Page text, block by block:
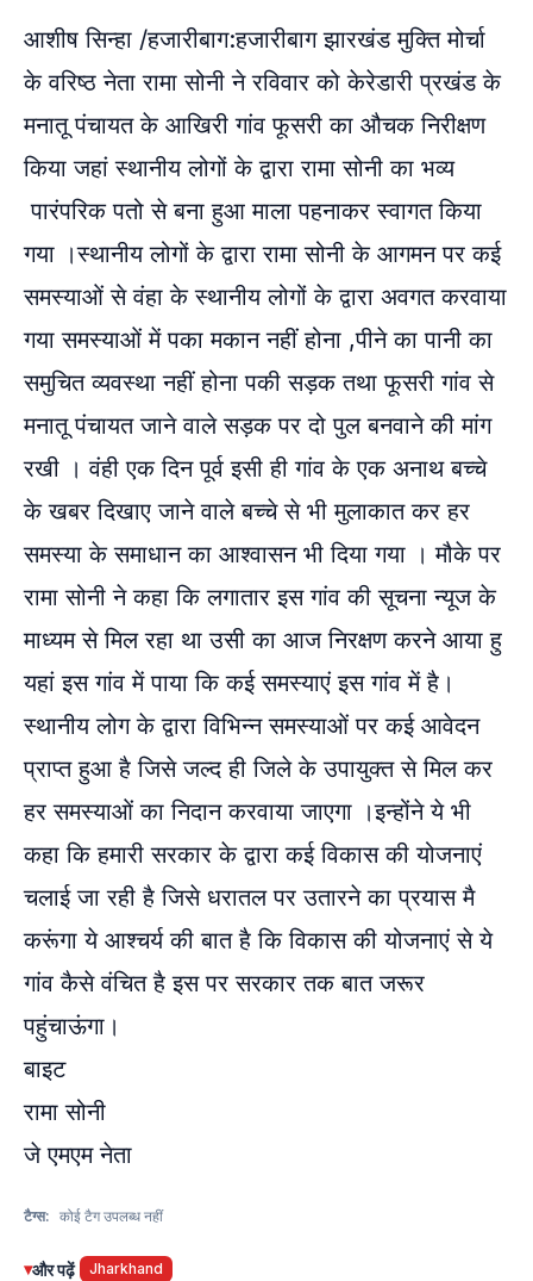
आशीष सिन्हा /हजारीबाग:हजारीबाग झारखंड मुक्ति मोर्चा
के वरिष्ठ नेता रामा सोनी ने रविवार को केरेडारी प्रखंड के
मनातू पंचायत के आखिरी गांव फूसरी का औचक निरीक्षण
किया जहां स्थानीय लोगों के द्वारा रामा सोनी का भव्य
पारंपरिक पतो से बना हुआ माला पहनाकर स्वागत किया
गया ।स्थानीय लोगों के द्वारा रामा सोनी के आगमन पर कई
समस्याओं से वंहा के स्थानीय लोगों के द्वारा अवगत करवाया
गया समस्याओं में पका मकान नहीं होना ,पीने का पानी का
समुचित व्यवस्था नहीं होना पकी सड़क तथा फूसरी गांव से
मनातू पंचायत जाने वाले सड़क पर दो पुल बनवाने की मांग
रखी । वंही एक दिन पूर्व इसी ही गांव के एक अनाथ बच्चे
के खबर दिखाए जाने वाले बच्चे से भी मुलाकात कर हर
समस्या के समाधान का आश्वासन भी दिया गया । मौके पर
रामा सोनी ने कहा कि लगातार इस गांव की सूचना न्यूज के
माध्यम से मिल रहा था उसी का आज निरक्षण करने आया हु
यहां इस गांव में पाया कि कई समस्याएं इस गांव में है।
स्थानीय लोग के द्वारा विभिन्न समस्याओं पर कई आवेदन
प्राप्त हुआ है जिसे जल्द ही जिले के उपायुक्त से मिल कर
हर समस्याओं का निदान करवाया जाएगा ।इन्होंने ये भी
कहा कि हमारी सरकार के द्वारा कई विकास की योजनाएं
चलाई जा रही है जिसे धरातल पर उतारने का प्रयास मै
करूंगा ये आश्चर्य की बात है कि विकास की योजनाएं से ये
गांव कैसे वंचित है इस पर सरकार तक बात जरूर
पहुंचाऊंगा।
बाइट
रामा सोनी
जे एमएम नेता
टैग्स: कोई टैग उपलब्ध नहीं
▾और पढ़ें Jharkhand